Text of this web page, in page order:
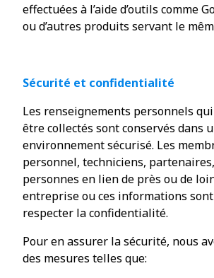
effectuées à l’aide d’outils comme
ou d’autres produits servant le
Sécurité et confidentialité
Les renseignements personnels
être collectés sont conservés dans
environnement sécurisé. Les
personnel, techniciens,
personnes en lien de près ou de
entreprise ou ces informations sont
respecter la confidentialité.
Pour en assurer la sécurité, nous
des mesures telles que: